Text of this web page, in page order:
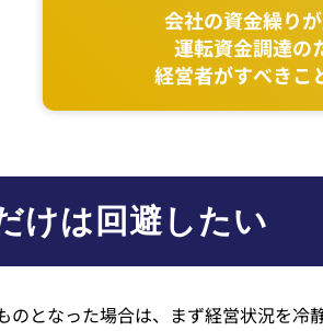
会社の資金繰り
運転資金調達の
経営者がすべきこ
けは回避したい
のとなった場合は、まず経営状況を冷